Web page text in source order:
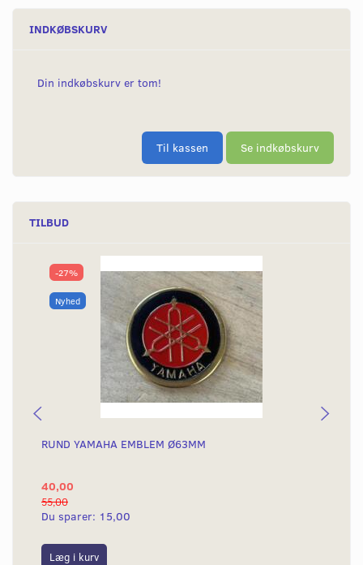
INDKØBSKURV
Din indkøbskurv er tom!
Til kassen Se indkøbskurv
TILBUD
-27%
Nyhed
RUND YAMAHA EMBLEM Ø63MM
40,00
55,00
Du sparer: 15,00
Læg i kurv